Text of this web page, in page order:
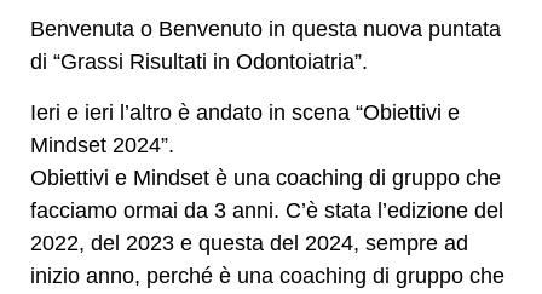
Benvenuta o Benvenuto in questa nuova puntata
di “Grassi Risultati in Odontoiatria”.
Ieri e ieri l’altro è andato in scena “Obiettivi e
Mindset 2024”.
Obiettivi e Mindset è una coaching di gruppo che
facciamo ormai da 3 anni. C’è stata l’edizione del
2022, del 2023 e questa del 2024, sempre ad
inizio anno, perché è una coaching di gruppo che